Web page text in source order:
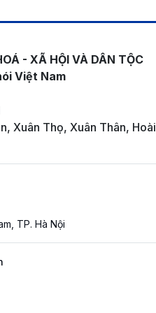
- XÃ HỘI VÀ DÂN TỘC
Việt Nam
Xuân Thọ, Xuân Thân, Hoài
TP. Hà Nội